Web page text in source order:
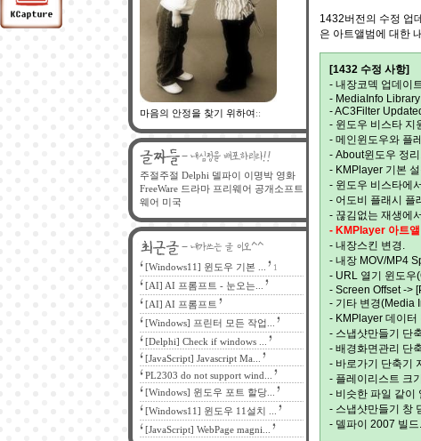
마음의 안정을 찾기 위하여::
주절주절 Delphi 델파이 이명박 영화
FreeWare 드라마 프리웨어 공개소프트
웨어 미국
[Windows11] 윈도우 기본 ... 1
[AI] AI 프롬프트 - 눈오는...
[AI] AI 프롬프트
[Windows] 프린터 모든 작업...
[Delphi] Check if windows ...
[JavaScript] Javascript Ma...
PL2303 do not support wind...
[Windows] 윈도우 포트 할당...
[Windows11] 윈도우 11설치 ...
[JavaScript] WebPage magni...
1432버전의 수정 업
은 아트앨범에 대한
[1432 수정 사항]
- 내장코덱 업데이
- MediaInfo
- AC3Filter
- 윈도우 비스타 지
- 메인윈도우와 플
- About윈도우 정
- KMPlayer 기본
- 윈도우 비스타에
- 어도비 플래시 플
- 끊김없는 재생에
- KMPlayer 아트
- 내장스킨 변경.
- 내장 MOV/MP4
- URL 열기 윈도우
- Screen Offset ->
- 기타 변경(Media
- KMPlayer 데이터
- 스냅샷만들기 단
- 배경화면관리 단
- 바로가기 단축기
- 플레이리스트 크
- 비슷한 파일 같이
- 스냅샷만들기 창
- 델파이 2007 빌드.